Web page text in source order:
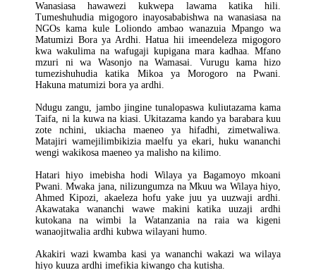
Wanasiasa hawawezi kukwepa lawama katika hili.
Tumeshuhudia migogoro inayosababishwa na wanasiasa na
NGOs kama kule Loliondo ambao wanazuia Mpango wa
Matumizi Bora ya Ardhi. Hatua hii imeendeleza migogoro
kwa wakulima na wafugaji kupigana mara kadhaa. Mfano
mzuri ni wa Wasonjo na Wamasai. Vurugu kama hizo
tumezishuhudia katika Mikoa ya Morogoro na Pwani.
Hakuna matumizi bora ya ardhi.
Ndugu zangu, jambo jingine tunalopaswa kuliutazama kama
Taifa, ni la kuwa na kiasi. Ukitazama kando ya barabara kuu
zote nchini, ukiacha maeneo ya hifadhi, zimetwaliwa.
Matajiri wamejilimbikizia maelfu ya ekari, huku wananchi
wengi wakikosa maeneo ya malisho na kilimo.
Hatari hiyo imebisha hodi Wilaya ya Bagamoyo mkoani
Pwani. Mwaka jana, nilizungumza na Mkuu wa Wilaya hiyo,
Ahmed Kipozi, akaeleza hofu yake juu ya uuzwaji ardhi.
Akawataka wananchi wawe makini katika uuzaji ardhi
kutokana na wimbi la Watanzania na raia wa kigeni
wanaojitwalia ardhi kubwa wilayani humo.
Akakiri wazi kwamba kasi ya wananchi wakazi wa wilaya
hiyo kuuza ardhi imefikia kiwango cha kutisha.